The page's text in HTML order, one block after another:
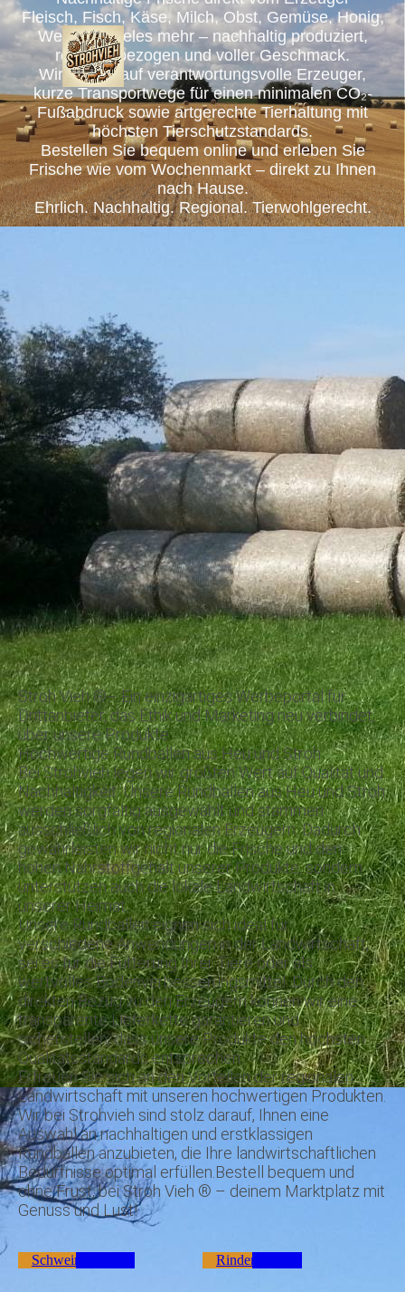
Fleisch, Fisch, Käse, Milch, Obst, Gemüse, Honig,
Wein und vieles mehr – nachhaltig produziert,
regional bezogen und voller Geschmack.
Wir setzen auf verantwortungsvolle Erzeuger,
kurze Transportwege für einen minimalen CO₂-
Fußabdruck sowie artgerechte Tierhaltung mit
höchsten Tierschutzstandards.
Bestellen Sie bequem online und erleben Sie
Frische wie vom Wochenmarkt – direkt zu Ihnen
nach Hause.
Ehrlich. Nachhaltig. Regional. Tierwohlgerecht.
Stroh Vieh ®– Ein einzigartiges Werbeportal für
Drittanbieter, das Ethik und Marketing neu verbindet,
über unsere Produkte
Hochwertige Rundballen aus Heu und Stroh
Bei Strohvieh legen wir größten Wert auf Qualität und
Nachhaltigkeit. Unsere Rundballen aus Heu und Stroh
werden sorgfältig ausgewählt und stammen
ausschließlich von regionalen Erzeugern. Dadurch
gewährleisten wir nicht nur die Frische und den
hohen Nährstoffgehalt unserer Produkte, sondern
unterstützen auch die lokale Landwirtschaft in
unserer Heimat.
Unsere Rundballen eignen sich ideal für
verschiedene Anwendungen in der Landwirtschaft,
sei es für die Fütterung Ihrer Tiere oder als
wertvolles Bodenverbesserungsmittel. Durch den
direkten Bezug zu den Erzeugern können wir eine
transparente Lieferkette garantieren und
sicherstellen, dass unsere Produkte den höchsten
Qualitätsstandards entsprechen.
Erfreuen Sie sich an den Vorteilen der regionalen
Landwirtschaft mit unseren hochwertigen Produkten.
Wir bei Strohvieh sind stolz darauf, Ihnen eine
Auswahl an nachhaltigen und erstklassigen
Rundballen anzubieten, die Ihre landwirtschaftlichen
Bedürfnisse optimal erfüllen.Bestell bequem und
ohne Frust, bei Stroh Vieh ® – deinem Marktplatz mit
Genuss und Lust!
Schweine Shop Rinder Shop